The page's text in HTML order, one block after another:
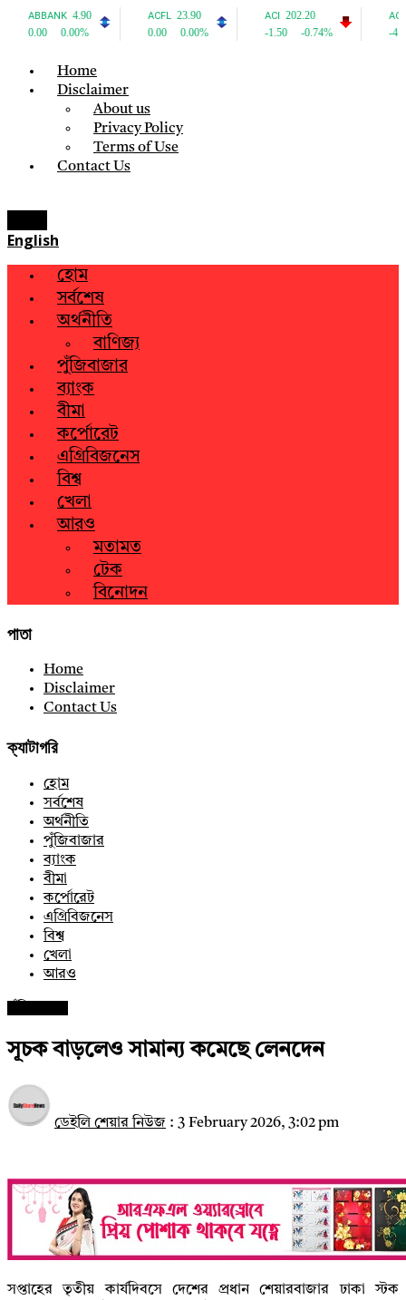
Home
Disclaimer
About us
Privacy Policy
Terms of Use
Contact Us
English
হোম
সর্বশেষ
অর্থনীতি
বাণিজ্য
পুঁজিবাজার
ব্যাংক
বীমা
কর্পোরেট
এগ্রিবিজনেস
বিশ্ব
খেলা
আরও
মতামত
টেক
বিনোদন
পাতা
Home
Disclaimer
Contact Us
ক্যাটাগরি
হোম
সর্বশেষ
অর্থনীতি
পুঁজিবাজার
ব্যাংক
বীমা
কর্পোরেট
এগ্রিবিজনেস
বিশ্ব
খেলা
আরও
সূচক বাড়লেও সামান্য কমেছে লেনদেন
ডেইলি শেয়ার নিউজ : 3 February 2026, 3:02 pm
সপ্তাহের তৃতীয় কার্যদিবসে দেশের প্রধান শেয়ারবাজার ঢাকা স্টক